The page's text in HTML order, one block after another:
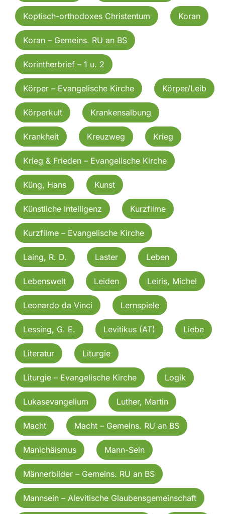
Koptisch-orthodoxes Christentum Koran
Koran – Gemeins. RU an BS
Korintherbrief – 1 u. 2
Körper – Evangelische Kirche Körper/Leib
Körperkult Krankensalbung
Krankheit Kreuzweg Krieg
Krieg & Frieden – Evangelische Kirche
Küng, Hans Kunst
Künstliche Intelligenz Kurzfilme
Kurzfilme – Evangelische Kirche
Laing, R. D. Laster Leben
Lebenswelt Leiden Leiris, Michel
Leonardo da Vinci Lernspiele
Lessing, G. E. Levitikus (AT) Liebe
Literatur Liturgie
Liturgie – Evangelische Kirche Logik
Lukasevangelium Luther, Martin
Macht Macht – Gemeins. RU an BS
Manichäismus Mann-Sein
Männerbilder – Gemeins. RU an BS
Mannsein – Alevitische Glaubensgemeinschaft